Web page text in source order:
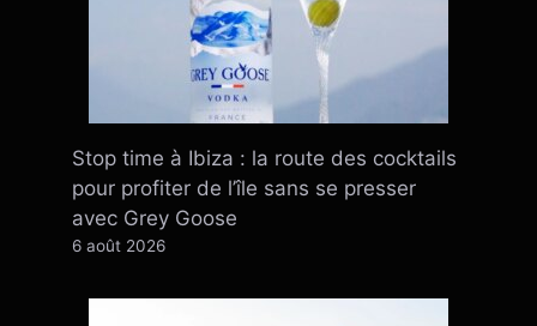
Stop time à Ibiza : la route des cocktails
pour profiter de l’île sans se presser
avec Grey Goose
6 août 2026